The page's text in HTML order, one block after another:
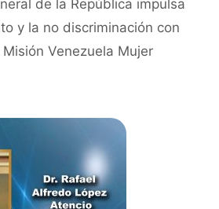
de la República impulsa
y la no discriminación con
Venezuela Mujer